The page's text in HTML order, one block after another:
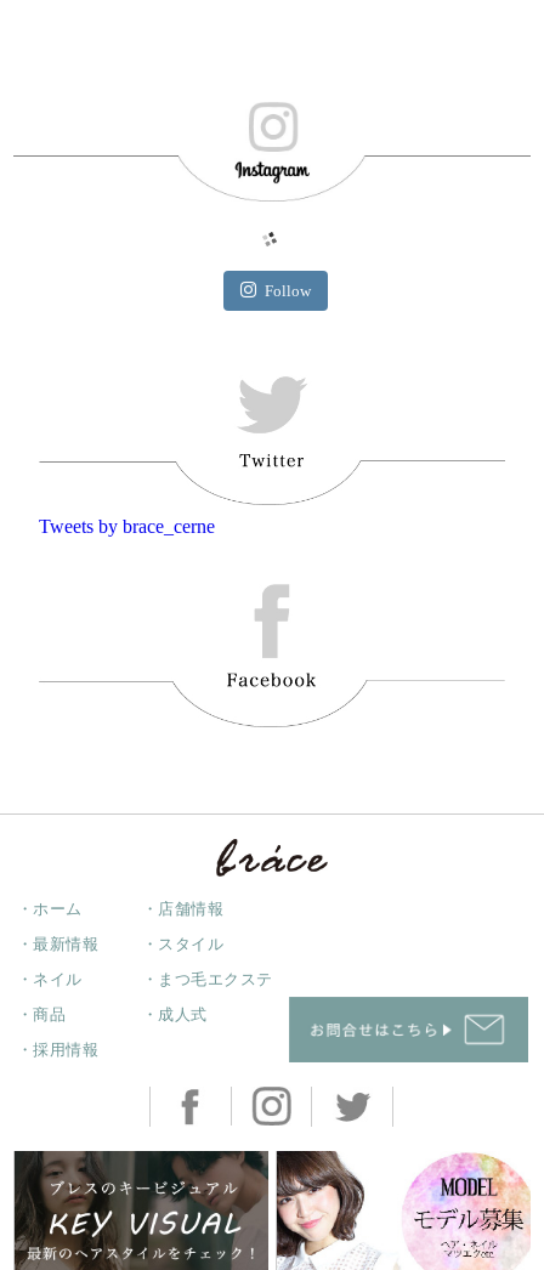
Follow
Tweets by brace_cerne
・ホーム ・店舗情報
・最新情報 ・スタイル
・ネイル ・まつ毛エクステ
・商品 ・成人式
・採用情報